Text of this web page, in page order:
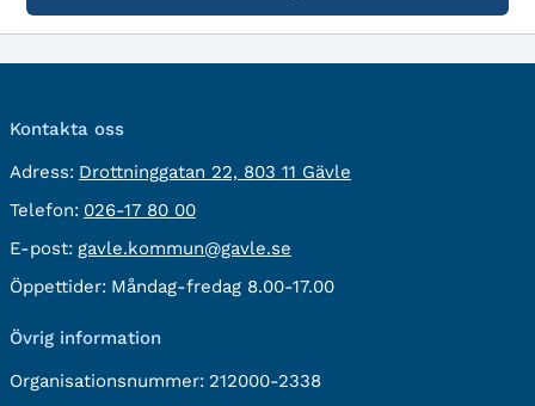
Kontakta oss
Adress: besöksadress:
Drottninggatan 22, 803 11 Gävle
Telefon: Telefon:
026-17 80 00
E-post: E-
post:
gavle.kommun@gavle.se
Öppettider: Måndag-fredag 8.00-17.00
Övrig information
Organisationsnummer: 212000-2338